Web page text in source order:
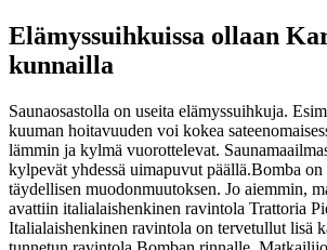
Elämyssuihkuissa ollaan
kunnailla
Saunaosastolla on useita elämyssuihkuja.
kuuman hoitavuuden voi kokea
lämmin ja kylmä vuorottelevat.
kylpevät yhdessä uimapuvut päällä.Bomba on
täydellisen muodonmuutoksen. Jo aiemmin,
avattiin italialaishenkinen ravintola Trattoria
Italialaishenkinen ravintola on tervetullut lisä